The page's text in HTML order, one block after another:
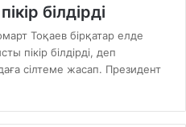
білдірді
Тоқаев бірқатар елде
пікір білдірді, деп
сілтеме жасап. Президент